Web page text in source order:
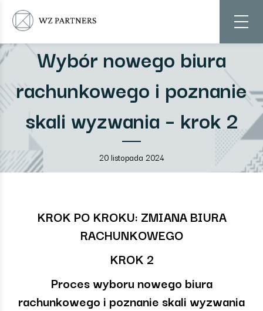
Wybór nowego biura
rachunkowego i poznanie
skali wyzwania – krok 2
20 listopada 2024
KROK PO KROKU: ZMIANA BIURA
RACHUNKOWEGO
KROK 2
Proces wyboru nowego biura
rachunkowego i poznanie skali wyzwania